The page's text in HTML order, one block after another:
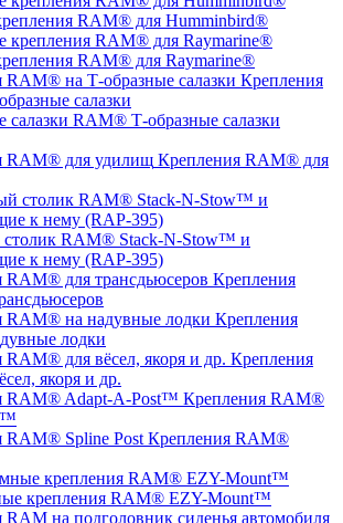
RAM® для Humminbird®
RAM® для Raymarine®
Крепления
салазки
Т-образные салазки
Крепления RAM® для
RAM® Stack-N-Stow™ и
к нему (RAP-395)
Крепления
Крепления
лодки
Крепления
якоря и др.
Крепления RAM®
Крепления RAM®
крепления RAM® EZY-Mount™